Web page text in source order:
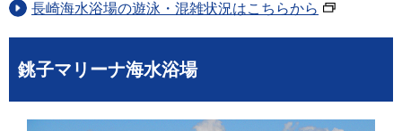
長崎海水浴場の遊泳・混雑状況はこちらから
銚子マリーナ海水浴場